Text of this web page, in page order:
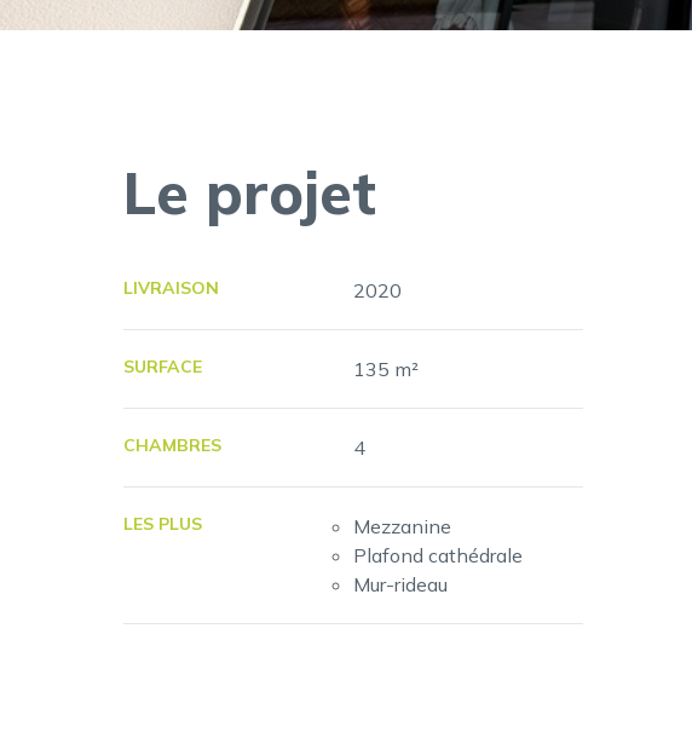
Le projet
LIVRAISON 2020
SURFACE 135 m²
CHAMBRES 4
LES PLUS
Mezzanine
Plafond cathédrale
Mur-rideau